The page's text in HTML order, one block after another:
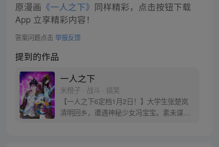
原漫画 《一人之下》 同样精彩，点击按钮下载
App 立享精彩内容！
答案问题点击 举报反馈
提到的作品
一人之下
米橙子 · 战斗 · 搞笑
【一人之下6定档1月2日！】大学生张楚岚
清明回乡，遭遇神秘少女冯宝宝。素未谋面